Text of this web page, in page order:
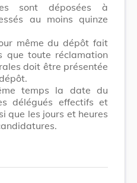
sont déposées à
au moins quinze
même du dépôt fait
que toute réclamation
doit être présentée
temps la date du
délégués effectifs et
que les jours et heures